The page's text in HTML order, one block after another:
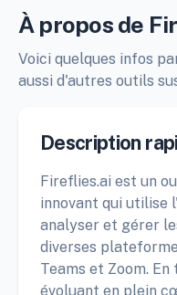
À propos de
Voici quelques infos
aussi d'autres outils
Description
Fireflies.ai est un
innovant qui utilise
analyser et gérer
diverses
Teams et Zoom.
évoluant en plein